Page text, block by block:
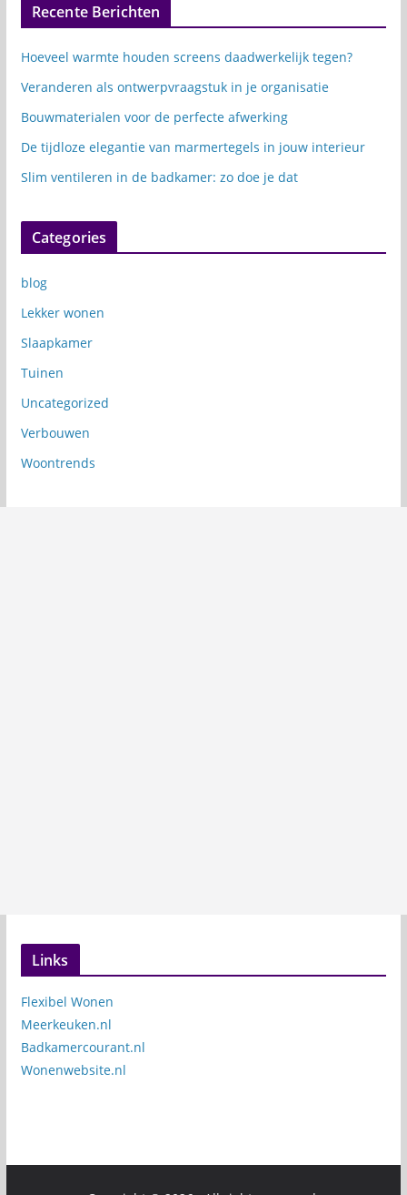
Recente Berichten
Hoeveel warmte houden screens daadwerkelijk tegen?
Veranderen als ontwerpvraagstuk in je organisatie
Bouwmaterialen voor de perfecte afwerking
De tijdloze elegantie van marmertegels in jouw interieur
Slim ventileren in de badkamer: zo doe je dat
Categories
blog
Lekker wonen
Slaapkamer
Tuinen
Uncategorized
Verbouwen
Woontrends
Links
Flexibel Wonen
Meerkeuken.nl
Badkamercourant.nl
Wonenwebsite.nl